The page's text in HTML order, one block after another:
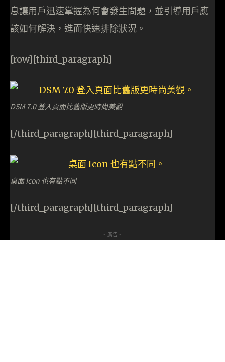
息讓用戶迅速掌握為何會發生問題，並引導用戶應
該如何解決，進而快速排除狀況。
[row][third_paragraph]
DSM 7.0 登入頁面比舊版更時尚美觀
[/third_paragraph][third_paragraph]
桌面 Icon 也有點不同
[/third_paragraph][third_paragraph]
- 廣告 -